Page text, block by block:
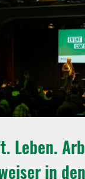
Leben.
in